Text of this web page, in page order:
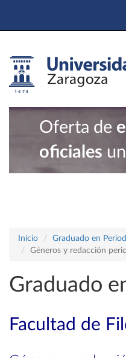
Oferta de
oficiales
Inicio Graduado en
Géneros y redacción
Graduado
Facultad de